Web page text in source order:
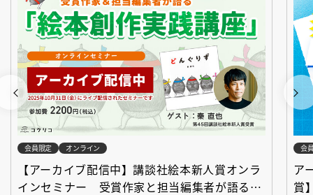
会員限定 オンライン
【アーカイブ配信中】講談社絵本新人賞オンラ
インセミナー 受賞作家と担当編集者が語る
会
ア
賞